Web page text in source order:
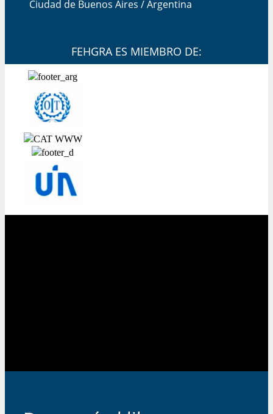
Ciudad de Buenos Aires / Argentina
FEHGRA ES MIEMBRO DE: